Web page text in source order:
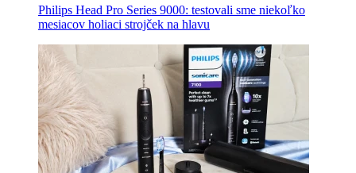
Philips Head Pro Series 9000: testovali sme niekoľko
mesiacov holiaci strojček na hlavu